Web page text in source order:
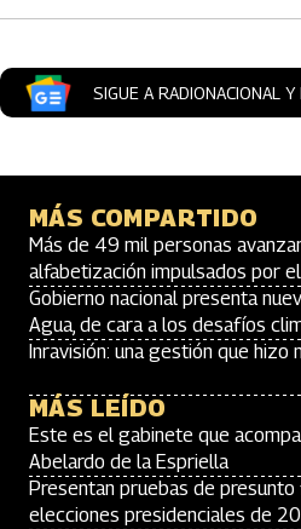
SIGUE A RADIONACIONAL
MÁS COMPARTIDO
Más de 49 mil personas
alfabetización impulsados por
Gobierno nacional presenta
Agua, de cara a los desafíos
Inravisión: una gestión que hizo
MÁS LEÍDO
Este es el gabinete que
Abelardo de la Espriella
Presentan pruebas de
elecciones presidenciales de